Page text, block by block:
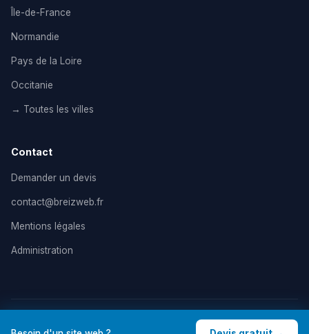
Île-de-France
Normandie
Pays de la Loire
Occitanie
→ Toutes les villes
Contact
Demander un devis
contact@breizweb.fr
Mentions légales
Administration
© 2026 BreizWeb — Agence de création de site internet en